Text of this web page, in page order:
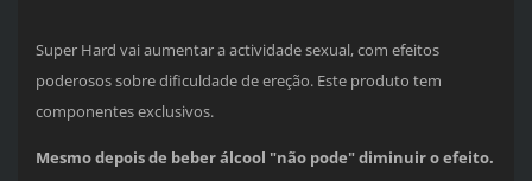
Super Hard vai aumentar a actividade sexual, com efeitos
poderosos sobre dificuldade de ereção. Este produto tem
componentes exclusivos.
Mesmo depois de beber álcool "não pode" diminuir o efeito.